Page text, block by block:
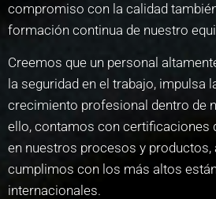
compromiso con la calidad
formación continua de nuestro
Creemos que un personal
la seguridad en el trabajo, impulsa
crecimiento profesional dentro de
ello, contamos con certificaciones
en nuestros procesos y productos,
cumplimos con los más altos
internacionales.